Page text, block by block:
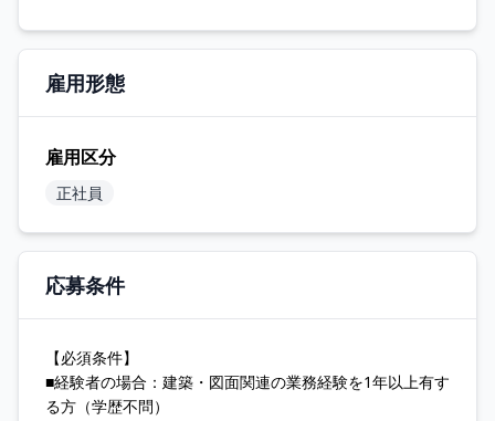
雇用形態
雇用区分
正社員
応募条件
【必須条件】
■経験者の場合：建築・図面関連の業務経験を1年以上有す
る方（学歴不問）